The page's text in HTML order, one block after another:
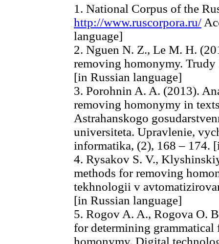
1. National Corpus of the
http://www.ruscorpora.ru/
language]
2. Nguen N. Z., Le M. H.
removing homonymy.
[in Russian language]
3. Porohnin A. A. (2013).
removing homonymy in
Astrahanskogo
universiteta. Upravlenie,
informatika, (2), 168 – 174.
4. Rysakov S. V.,
methods for removing
tekhnologii v
[in Russian language]
5. Rogov A. A., Rogova O.
for determining grammatical